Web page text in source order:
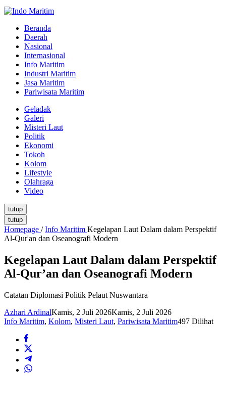
Beranda
Daerah
Nasional
Internasional
Info Maritim
Industri Maritim
Jasa Maritim
Pariwisata Maritim
Geladak
Galeri
Misteri Laut
Politik
Ekonomi
Tokoh
Kolom
Lifestyle
Olahraga
Video
tutup
tutup
Homepage / Info Maritim Kegelapan Laut Dalam dalam Perspektif
Al-Qur'an dan Oseanografi Modern
Kegelapan Laut Dalam dalam Perspektif
Al-Qur’an dan Oseanografi Modern
Catatan Diplomasi Politik Pelaut Nuswantara
Azhari ArdinalKamis, 2 Juli 2026Kamis, 2 Juli 2026
Info Maritim, Kolom, Misteri Laut, Pariwisata Maritim497 Dilihat